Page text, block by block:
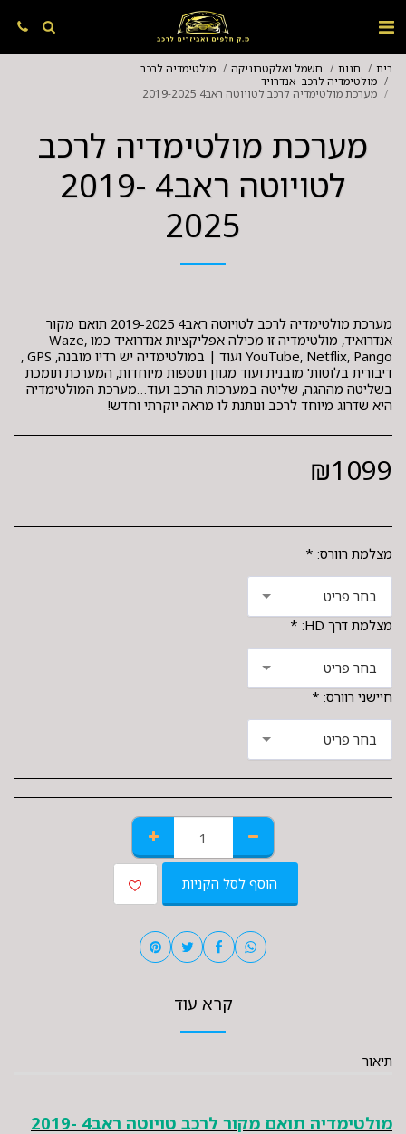
בית חנות חשמל ואלקטרוניקה
מולטימדיה לרכב
מולטימדיה לרכב- אנדרויד
מערכת מולטימדיה לרכב לטויוטה ראב4 2019-2025
מערכת מולטימדיה לרכב
לטויוטה ראב4 2019-
2025
מערכת מולטימדיה לרכב לטויוטה ראב4 2019-2025 תואם מקור
אנדרואיד, מולטימדיה זו מכילה אפליקציות אנדרואיד כמו Waze,
YouTube, Netflix, Pango ועוד | במולטימדיה יש רדיו מובנה, GPS ,
דיבורית בלוטות' מובנית ועוד מגוון תוספות מיוחדות, המערכת תומכת
בשליטה מההגה, שליטה במערכות הרכב ועוד…מערכת המולטימדיה
היא שדרוג מיוחד לרכב ונותנת לו מראה יוקרתי וחדש!
₪1099
מצלמת רוורס: *
בחר פריט
מצלמת דרך HD:
*
בחר פריט
חיישני רוורס: *
בחר פריט
הוסף לסל הקניות
קרא עוד
תיאור
מולטימדיה תואם מקור לרכב טויוטה ראב4 2019-